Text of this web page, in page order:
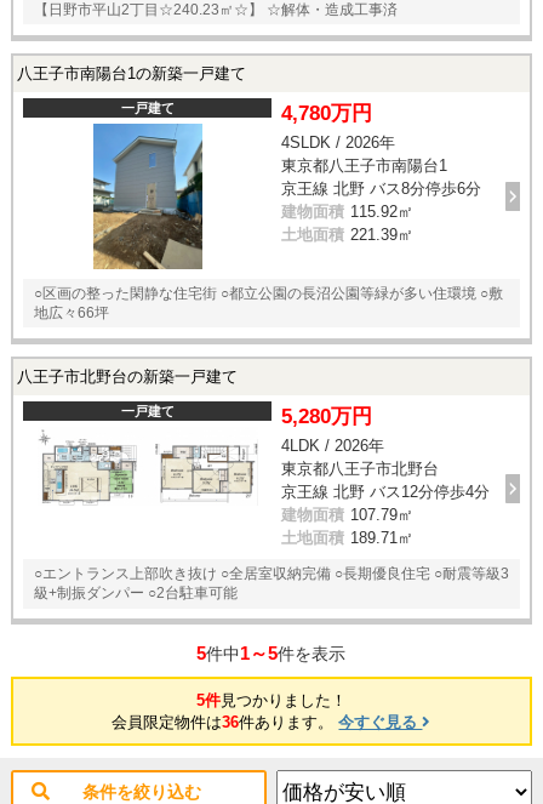
【日野市平山2丁目☆240.23㎡☆】 ☆解体・造成工事済
八王子市南陽台1の新築一戸建て
一戸建て 4,780万円
4SLDK / 2026年
東京都八王子市南陽台1
京王線 北野 バス8分停歩6分
建物面積 115.92㎡
土地面積 221.39㎡
○区画の整った閑静な住宅街 ○都立公園の長沼公園等緑が多い住環境 ○敷
地広々66坪
八王子市北野台の新築一戸建て
一戸建て 5,280万円
4LDK / 2026年
東京都八王子市北野台
京王線 北野 バス12分停歩4分
建物面積 107.79㎡
土地面積 189.71㎡
○エントランス上部吹き抜け ○全居室収納完備 ○長期優良住宅 ○耐震等級3
級+制振ダンパー ○2台駐車可能
5件中1～5件を表示
5件見つかりました！
会員限定物件は36件あります。今すぐ見る
条件を絞り込む